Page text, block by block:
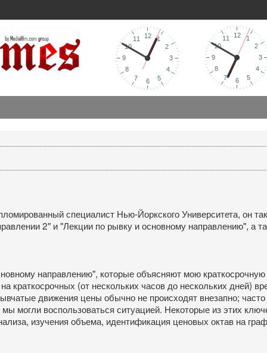
специалист Нью-Йоркского Университета, он
2" и "Лекции по рывку и основному направлению", а
направлению", которые объясняют мою
краткосрочных (от нескольких часов до нескольких дней)
движения цены обычно не происходят внезапно;
могли воспользоваться ситуацией. Некоторые из этих
изучения объема, идентификация ценовых октав на